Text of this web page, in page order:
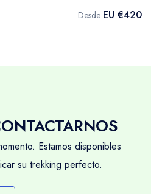
higiene y presentación de su
viajas por las Montañas
la seguridad de tus
También deberías llevar
para el día que
Desde EU €420
Estamos disponibles
su trekking perfecto.